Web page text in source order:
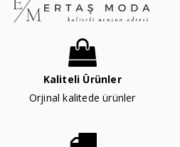
Kaliteli Ürünler
Orjinal kalitede ürünler